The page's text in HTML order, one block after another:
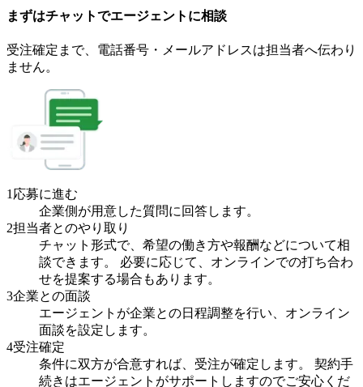
まずはチャットでエージェント に相談
受注確定まで、 電話番号・メールアドレスは担当者へ伝わり
ません。
1 応募に進む
企業側が用意した質問に回答します。
2担当者とのやり取り
チャット形式で、希望の働き方や報酬などについて相
談できます。 必要に応じて、オンラインでの打ち合わ
せを提案する場合もあります。
3企業との面談
エージェントが企業との日程調整を行い、オンライン
面談を設定します。
4受注確定
条件に双方が合意すれば、受注が確定します。 契約手
続きはエージェントがサポートしますのでご安心くだ